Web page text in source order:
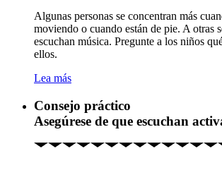
Algunas personas se concentran más
moviendo o cuando están de pie. A otras
escuchan música. Pregunte a los niños
ellos.
Lea más
Consejo práctico
Asegúrese de que escuchan